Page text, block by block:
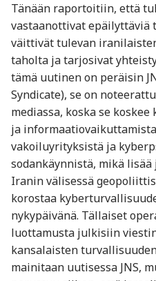
Tänään raportoitiin, että
vastaanottivat epäilyttäviä
väittivät tulevan
taholta ja tarjosivat
tämä uutinen on peräisin
Syndicate), se on
mediassa, koska se
ja
vakoilu­yrityksistä ja
sodankäynnistä, mikä
Iranin välisessä
korostaa
nykypäivänä. Tällaiset
luottamusta julkisiin
kansalaisten
mainitaan uutisessa JNS,